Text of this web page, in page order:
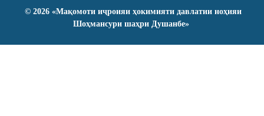
© 2026 «Мақомоти иҷроияи ҳокимияти давлатии ноҳияи
Шоҳмансури шаҳри Душанбе»